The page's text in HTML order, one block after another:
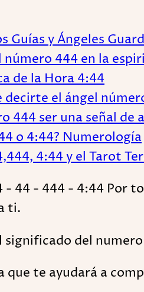
Guías y Ángeles
número 444 en la
de la Hora 4:44
el ángel
444 ser una señal de
o 4:44? Numerología
4:44 y el Tarot
- 44 - 444 - 4:44 Por
ti.
significado del
que te ayudará a